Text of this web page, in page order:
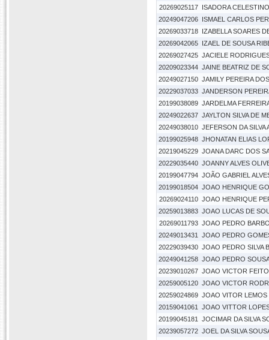
20269025117
ISADORA
20249047206 ISMAEL CARLOS
20269033718 IZABELLA SOARES
20269042065 IZAEL DE SOUSA
20269027425 JACIELE
20209023344 JAINE BEATRIZ DE
20249027150 JAMILY PEREIRA
20229037033 JANDERSON
20199038089 JARDELMA
20249022637 JAYLTON SILVA DE
20249038010 JEFERSON DA SILVA
20199025948 JHONATAN ELIAS
20219045229 JOANA DARC DOS
20229035440 JOANNY ALVES
20199047794 JOÃO GABRIEL
20199018504 JOAO HENRIQUE
20269024110 JOAO HENRIQUE
20259013883 JOAO LUCAS DE
20269011793 JOAO PEDRO
20249013431
JOAO PEDRO
20229039430 JOAO PEDRO SILVA
20249041258 JOAO PEDRO
20239010267 JOAO VICTOR
20259005120 JOAO VICTOR
20259024869 JOAO VITOR LEMOS
20159041061
JOAO VITTOR
20199045181
JOCIMAR DA SILVA
20239057272 JOEL DA SILVA